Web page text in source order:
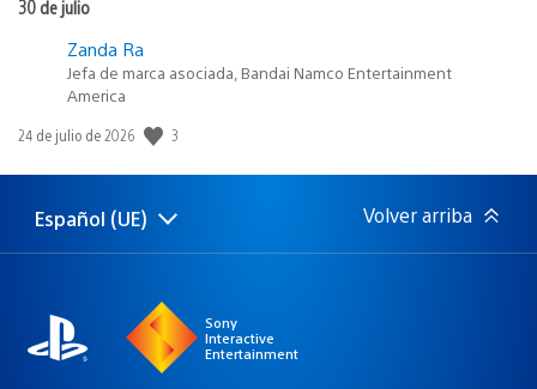
30 de julio
Zanda Ra
Jefa de marca asociada, Bandai Namco Entertainment
America
Fecha
publicación:
24 de julio de 2026 3
Selecciona
una
Región
actual:
Español (UE) Volver arriba
Sony
Interactive
Entertainment